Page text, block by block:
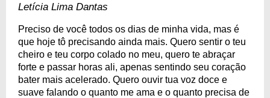
Letícia Lima Dantas
Preciso de você todos os dias de minha vida, mas é
que hoje tô precisando ainda mais. Quero sentir o teu
cheiro e teu corpo colado no meu, quero te abraçar
forte e passar horas ali, apenas sentindo seu coração
bater mais acelerado. Quero ouvir tua voz doce e
suave falando o quanto me ama e o quanto precisa de